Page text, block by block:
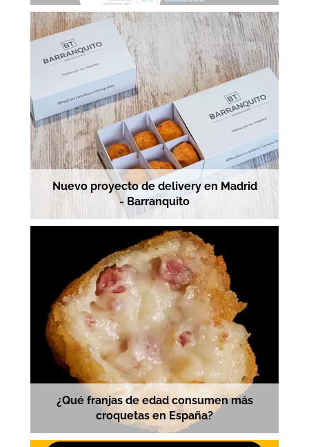
Nuevo proyecto de delivery en Madrid
- Barranquito
¿Qué franjas de edad consumen más
croquetas en España?